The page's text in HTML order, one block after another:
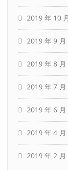
2019 年 10 月
2019 年 9 月
2019 年 8 月
2019 年 7 月
2019 年 6 月
2019 年 4 月
2019 年 2 月